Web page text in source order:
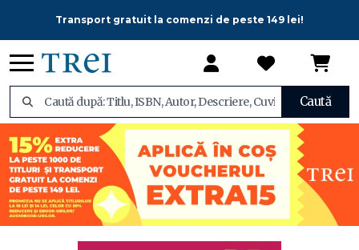
Transport gratuit la comenzi de peste 149 lei!
Caută